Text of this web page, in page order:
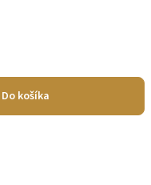
Do košíka